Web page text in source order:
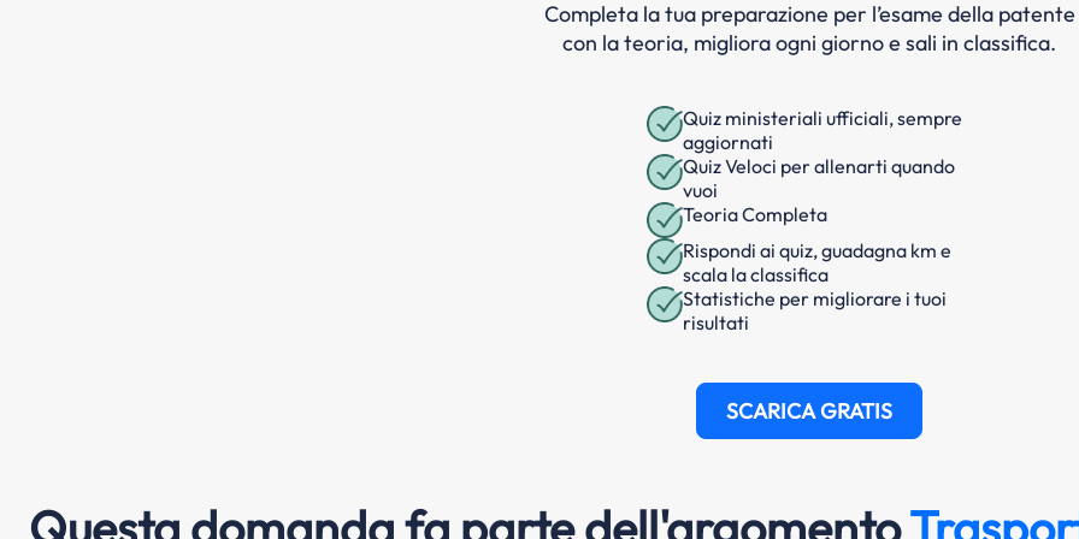
Completa la tua preparazione per l’esame della patente
con la teoria, migliora ogni giorno e sali in classifica.
Quiz ministeriali ufficiali, sempre
aggiornati
Quiz Veloci per allenarti quando
vuoi
Teoria Completa
Rispondi ai quiz, guadagna km e
scala la classifica
Statistiche per migliorare i tuoi
risultati
SCARICA GRATIS